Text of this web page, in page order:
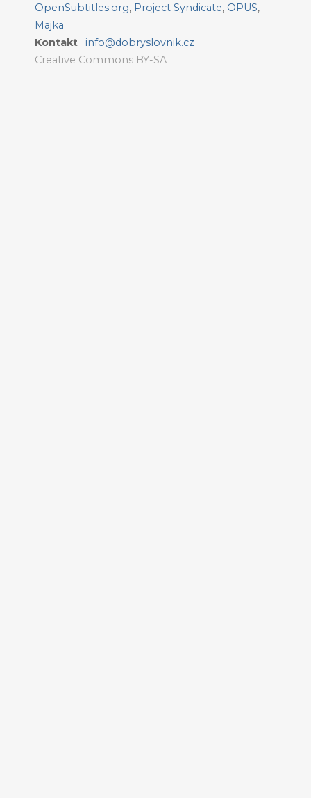
OpenSubtitles.org, Project Syndicate, OPUS,
Majka
Kontakt
info@dobryslovnik.cz
Creative Commons BY-SA